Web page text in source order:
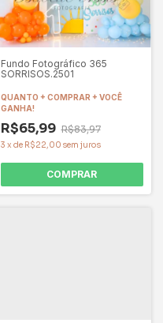
Fundo Fotográfico 365
SORRISOS.2501
QUANTO + COMPRAR + VOCÊ
GANHA!
R$65,99 R$83,97
3 x de R$22,00 sem juros
COMPRAR